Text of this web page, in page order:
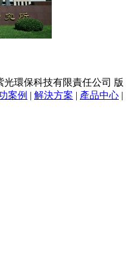
光環保科技有限責任公司 版
案例 | 解決方案 | 產品中心 |